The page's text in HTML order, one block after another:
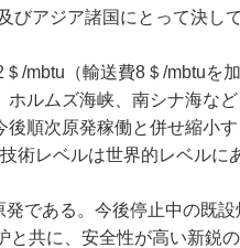
びアジア諸国にとって決し
/mbtu（輸送費8＄/mbtuを加
ルムズ海峡、南シナ海な
順次原発稼働と併せ縮小す
術レベルは世界的レベルに
である。今後停止中の既
共に、安全性が高い新鋭